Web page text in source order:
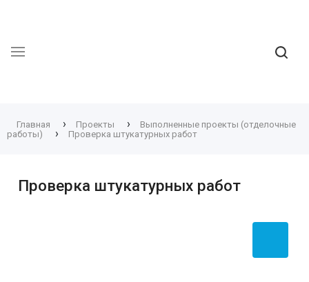
Главная › Проекты ›
Выполненные проекты (отделочные
работы)
› Проверка штукатурных работ
Проверка штукатурных работ